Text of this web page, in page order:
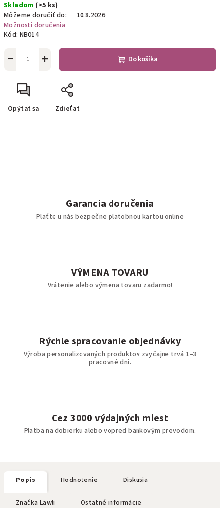
cena:
Skladom (>5 ks)
Môžeme doručiť do:
10.8.2026
Možnosti doručenia
Kód: NB014
+
− Do košíka
Opýtať sa Zdieľať
Garancia doručenia
Plaťte u nás bezpečne platobnou kartou online
VÝMENA TOVARU
Vrátenie alebo výmena tovaru zadarmo!
Rýchle spracovanie objednávky
Výroba personalizovaných produktov zvyčajne trvá 1–3
pracovné dni.
Cez 3000 výdajných miest
Platba na dobierku alebo vopred bankovým prevodom.
Popis Hodnotenie Diskusia
Značka Lawli Ostatné informácie